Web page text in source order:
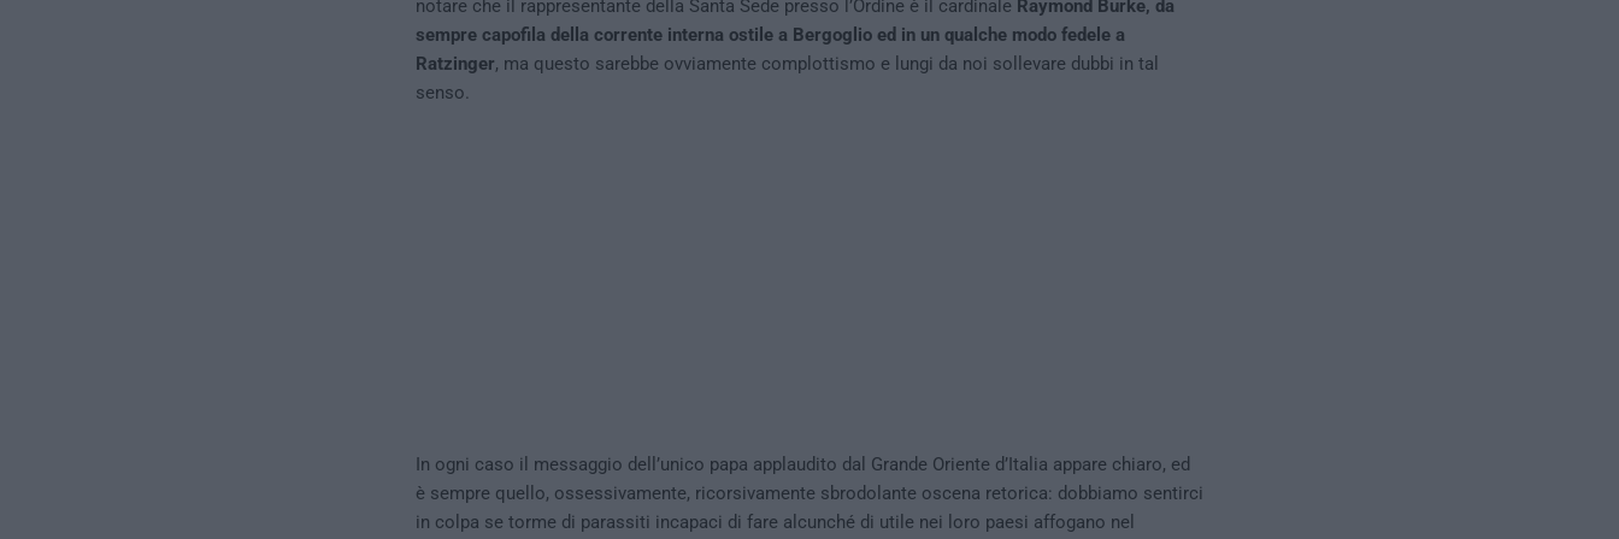
notare che il rappresentante della Santa Sede presso l’Ordine è il cardinale Raymond Burke, da
sempre capofila della corrente interna ostile a Bergoglio ed in un qualche modo fedele a
Ratzinger, ma questo sarebbe ovviamente complottismo e lungi da noi sollevare dubbi in tal
senso.
In ogni caso il messaggio dell’unico papa applaudito dal Grande Oriente d’Italia appare chiaro, ed
è sempre quello, ossessivamente, ricorsivamente sbrodolante oscena retorica: dobbiamo sentirci
in colpa se torme di parassiti incapaci di fare alcunché di utile nei loro paesi affogano nel